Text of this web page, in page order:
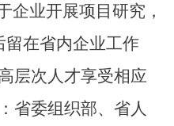
企业开展项目研究，
留在省内企业工作
层次人才享受相应
省委组织部、省人